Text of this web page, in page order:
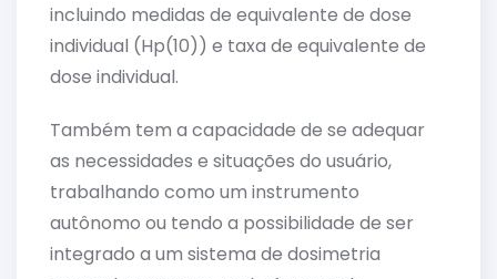
incluindo medidas de equivalente de dose
individual (Hp(10)) e taxa de equivalente de
dose individual.
Também tem a capacidade de se adequar
as necessidades e situações do usuário,
trabalhando como um instrumento
autônomo ou tendo a possibilidade de ser
integrado a um sistema de dosimetria